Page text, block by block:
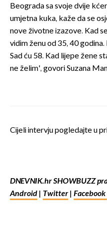
Beograda sa svoje dvije
umjetna kuka, kaže da se
nove životne izazove. Kad
vidim ženu od 35, 40
Sad ću 58. Kad lijepe žene
ne želim', govori Suzana
Cijeli intervju pogledajte u
DNEVNIK.hr SHOWBUZZ
Android | Twitter | Facebook